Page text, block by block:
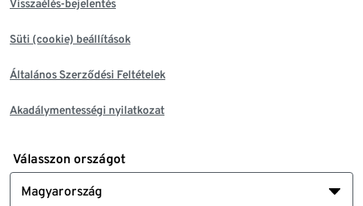
Visszaélés-bejelentés
Süti (cookie) beállítások
Általános Szerződési Feltételek
Akadálymentességi nyilatkozat
Válasszon országot
Magyarország